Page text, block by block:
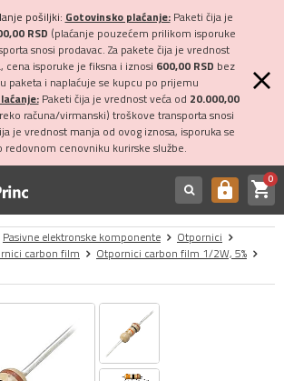
pošiljki: Gotovinsko plaćanje:Paketi čija je
RSD (plaćanje pouzećem prilikom isporuke
snosi prodavac. Za pakete čija je vrednost
cena isporuke je fiksna i iznosi 600,00 RSD bez
paketa i naplaćuje se kupcu po prijemu
Paketi čija je vrednost veća od 20.000,00
računa/virmanski) troškove transporta snosi
je vrednost manja od ovog iznosa, isporuka se
redovnom cenovniku kurirske službe.
https shopping_cart0
Pasivne elektronske komponente
Otpornici
carbon film
Otpornici carbon film 1/2W, 5%